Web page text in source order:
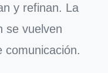
y refinan. La
se vuelven
comunicación.